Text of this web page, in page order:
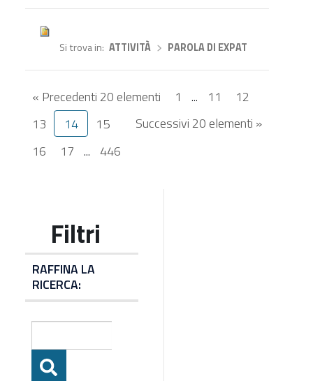
Si trova in ATTIVITÀ› PAROLA DI EXPAT
« Precedenti 20 elementi
Successivi 20 elementi »
1 ... 11
12
13
14
15
16
17 ... 446
RAFFINA LA
RICERCA: